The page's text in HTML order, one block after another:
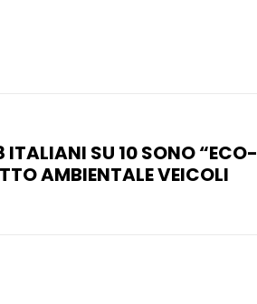
ITALIANI SU 10 SONO “ECO-
AMBIENTALE VEICOLI